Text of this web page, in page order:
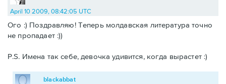
April 10 2009, 08:42:05 UTC
Ого :) Поздравляю! Теперь молдавская литература точно
не пропадает :))
P.S. Имена так себе, девочка удивится, когда вырастет :)
blackabbat